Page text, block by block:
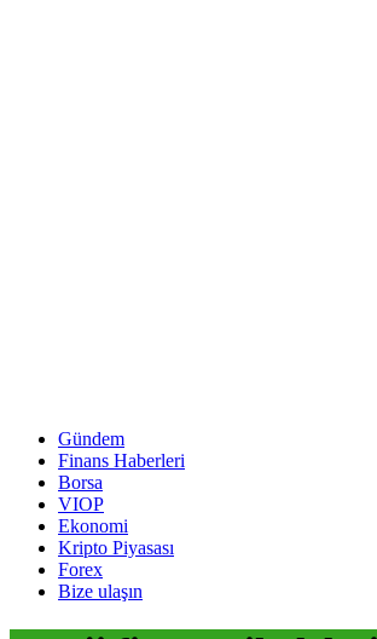
Gündem
Finans Haberleri
Borsa
VIOP
Ekonomi
Kripto Piyasası
Forex
Bize ulaşın